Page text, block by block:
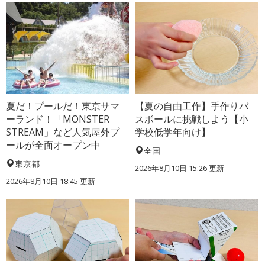
夏だ！プールだ！東京サマ
ーランド！「MONSTER
STREAM」など人気屋外プ
ールが全面オープン中
東京都
2026年8月10日 18:45 更新
【夏の自由工作】手作りバ
スボールに挑戦しよう【小
学校低学年向け】
全国
2026年8月10日 15:26更新